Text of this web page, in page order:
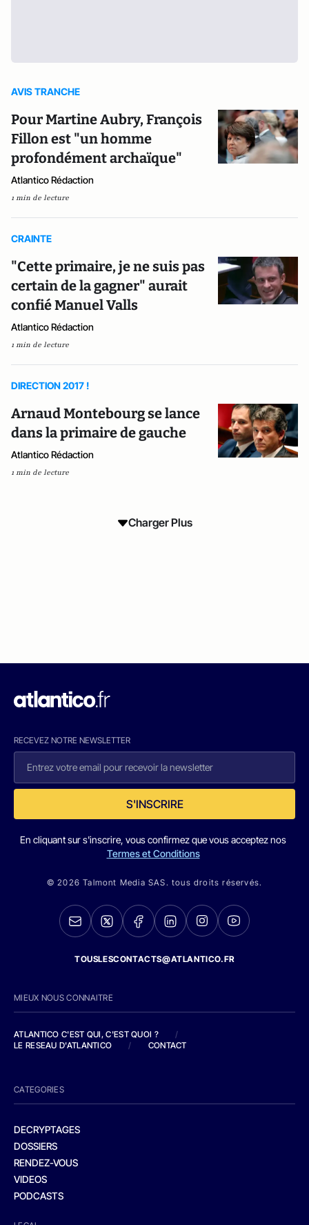
AVIS TRANCHE
Pour Martine Aubry, François
Fillon est "un homme
profondément archaïque"
Atlantico Rédaction
1 min de lecture
CRAINTE
"Cette primaire, je ne suis pas
certain de la gagner" aurait
confié Manuel Valls
Atlantico Rédaction
1 min de lecture
DIRECTION 2017 !
Arnaud Montebourg se lance
dans la primaire de gauche
Atlantico Rédaction
1 min de lecture
Charger Plus
RECEVEZ NOTRE NEWSLETTER
S'INSCRIRE
En cliquant sur s'inscrire, vous confirmez que vous acceptez nos
Termes et Conditions
© 2026 Talmont Media SAS. tous droits réservés.
TOUSLESCONTACTS@ATLANTICO.FR
MIEUX NOUS CONNAITRE
ATLANTICO C'EST QUI, C'EST QUOI ?
/
LE RESEAU D'ATLANTICO
/ CONTACT
CATEGORIES
DECRYPTAGES
DOSSIERS
RENDEZ-VOUS
VIDEOS
PODCASTS